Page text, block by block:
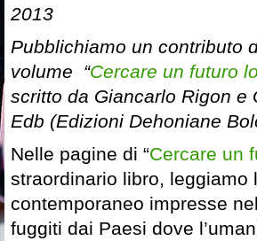
2013
Pubblichiamo un contributo
volume “Cercare un futuro
scritto da Giancarlo Rigon e
Edb (Edizioni Dehoniane
Nelle pagine di “Cercare un
straordinario libro,
contemporaneo impresse
fuggiti dai Paesi dove